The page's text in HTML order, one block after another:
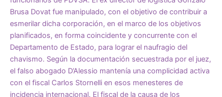
Brusa Dovat fue manipulado, con el objetivo de contribuir a
esmerilar dicha corporación, en el marco de los objetivos
planificados, en forma coincidente y concurrente con el
Departamento de Estado, para lograr el naufragio del
chavismo. Según la documentación secuestrada por el juez,
el falso abogado D’Alessio mantenía una complicidad activa
con el fiscal Carlos Stornelli en esos menesteres de
incidencia internacional. El fiscal de la causa de los